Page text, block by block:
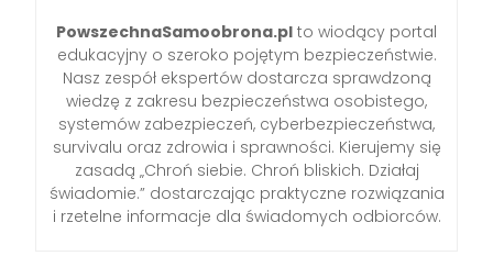
PowszechnaSamoobrona.pl to wiodący portal
edukacyjny o szeroko pojętym bezpieczeństwie.
Nasz zespół ekspertów dostarcza sprawdzoną
wiedzę z zakresu bezpieczeństwa osobistego,
systemów zabezpieczeń, cyberbezpieczeństwa,
survivalu oraz zdrowia i sprawności. Kierujemy się
zasadą „Chroń siebie. Chroń bliskich. Działaj
świadomie.” dostarczając praktyczne rozwiązania
i rzetelne informacje dla świadomych odbiorców.